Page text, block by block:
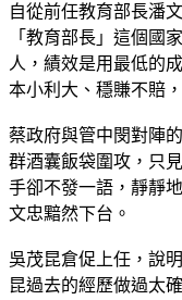
自從前任教育部長潘
「教育部長」這個國
人，績效是用最低的
本小利大、穩賺不賠
蔡政府與管中閔對陣
群酒囊飯袋圍攻，只
手卻不發一語，靜靜
文忠黯然下台。
吳茂昆倉促上任，說
昆過去的經歷做過太